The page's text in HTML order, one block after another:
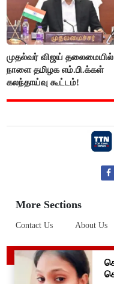
முதல்வர் விஜய் தலைமையில்
நாளை தமிழக எம்.பி.க்கள்
கலந்தாய்வு கூட்டம்!
More Sections
Contact Us About Us